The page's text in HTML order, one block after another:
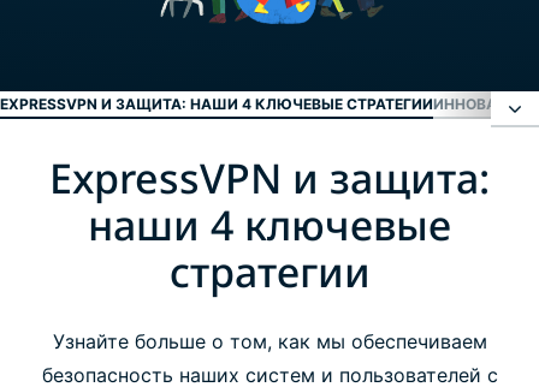
EXPRESSVPN И ЗАЩИТА: НАШИ 4 КЛЮЧЕВЫЕ СТРАТЕГИИИННОВАЦИИ
ExpressVPN и защита: наши 4 ключевые
стратегии
Операционное руководство (ISO)
ExpressVPN и защита:
наши 4 ключевые
стратегии
Узнайте больше о том, как мы обеспечиваем
безопасность наших систем и пользователей с